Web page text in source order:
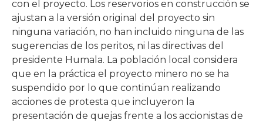
con el proyecto. Los reservorios en construcción se
ajustan a la versión original del proyecto sin
ninguna variación, no han incluido ninguna de las
sugerencias de los peritos, ni las directivas del
presidente Humala. La población local considera
que en la práctica el proyecto minero no se ha
suspendido por lo que continúan realizando
acciones de protesta que incluyeron la
presentación de quejas frente a los accionistas de